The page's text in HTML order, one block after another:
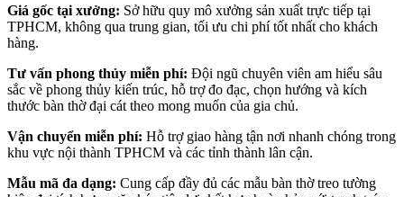
Giá gốc tại xưởng: Sở hữu quy mô xưởng sản xuất trực tiếp tại
TPHCM, không qua trung gian, tối ưu chi phí tốt nhất cho khách
hàng.
Tư vấn phong thủy miễn phí: Đội ngũ chuyên viên am hiểu sâu
sắc về phong thủy kiến trúc, hỗ trợ đo đạc, chọn hướng và kích
thước bàn thờ đại cát theo mong muốn của gia chủ.
Vận chuyển miễn phí: Hỗ trợ giao hàng tận nơi nhanh chóng trong
khu vực nội thành TPHCM và các tỉnh thành lân cận.
Mẫu mã đa dạng: Cung cấp đầy đủ các mẫu bàn thờ treo tường